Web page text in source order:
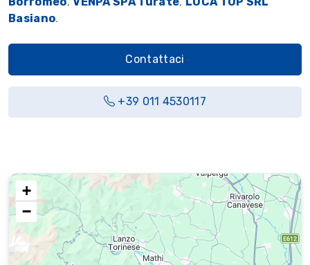
Basiano.
Contattaci
+39 011 4530117
+
−